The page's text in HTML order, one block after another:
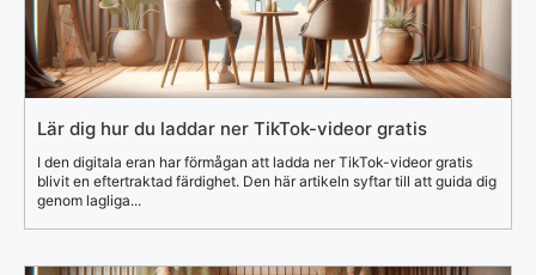
Lär dig hur du laddar ner TikTok-videor gratis
I den digitala eran har förmågan att ladda ner TikTok-videor gratis
blivit en eftertraktad färdighet. Den här artikeln syftar till att guida dig
genom lagliga...